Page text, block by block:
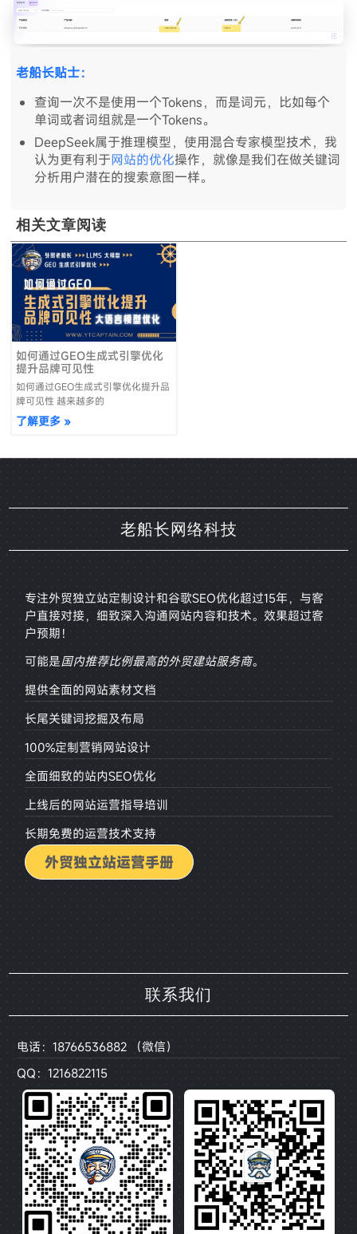
老船长贴士：
查询一次不是使用一个Tokens，而是词元，比如每个
单词或者词组就是一个Tokens。
DeepSeek属于推理模型，使用混合专家模型技术，我
认为更有利于网站的优化操作，就像是我们在做关键词
分析用户潜在的搜索意图一样。
相关文章阅读
如何通过GEO生成式引擎优化
提升品牌可见性
如何通过GEO生成式引擎优化提升品
牌可见性 越来越多的
了解更多 »
老船长网络科技
专注外贸独立站定制设计和谷歌SEO优化超过15年，与客
户直接对接， 细致深入沟通网站内容和技术。效果超过客
户预期！
可能是国内推荐比例最高的外贸建站服务商。
提供全面的网站素材文档
长尾关键词挖掘及布局
100%定制营销网站设计
全面细致的站内SEO优化
上线后的网站运营指导培训
长期免费的运营技术支持
外贸独立站运营手册
联系我们
电话：18766536882 （微信）
QQ：1216822115